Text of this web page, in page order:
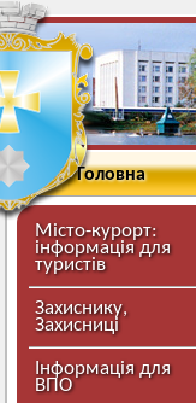
Головна
Місто-курорт:
інформація для
туристів
Захиснику,
Захисниці
Інформація для
ВПО